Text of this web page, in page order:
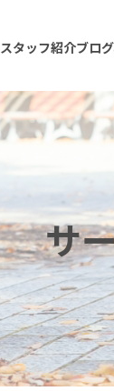
スタッフ紹介ブロ
サ